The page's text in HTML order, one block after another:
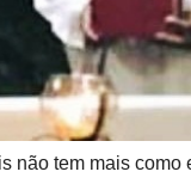
não tem mais como